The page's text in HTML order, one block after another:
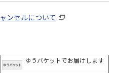
ンセルについて
ゆうパケットでお届けします